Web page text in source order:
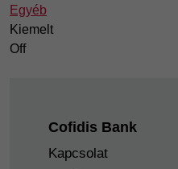
Egyéb
Kiemelt
Off
Footer
Cofidis Bank
Kapcsolat